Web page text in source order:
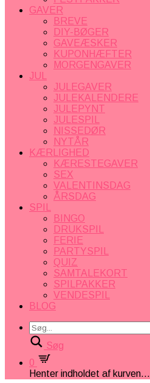
GAVER
BREVE
DIY-BØGER
GAVEÆSKER
KUPONHÆFTER
MORGENGAVER
JUL
JULEGAVER
JULEKALENDERE
JULEPYNT
JULESPIL
NISSEDØR
NYTÅR
KÆRLIGHED
KÆRESTEGAVER
SEX
VALENTINSDAG
ÅRSDAG
SPIL
BINGO
DRUKSPIL
FERIE
PARTYSPIL
QUIZ
SAMTALEKORT
SPILPAKKER
VENDESPIL
BLOG
Søg
0
Henter indholdet af kurven...